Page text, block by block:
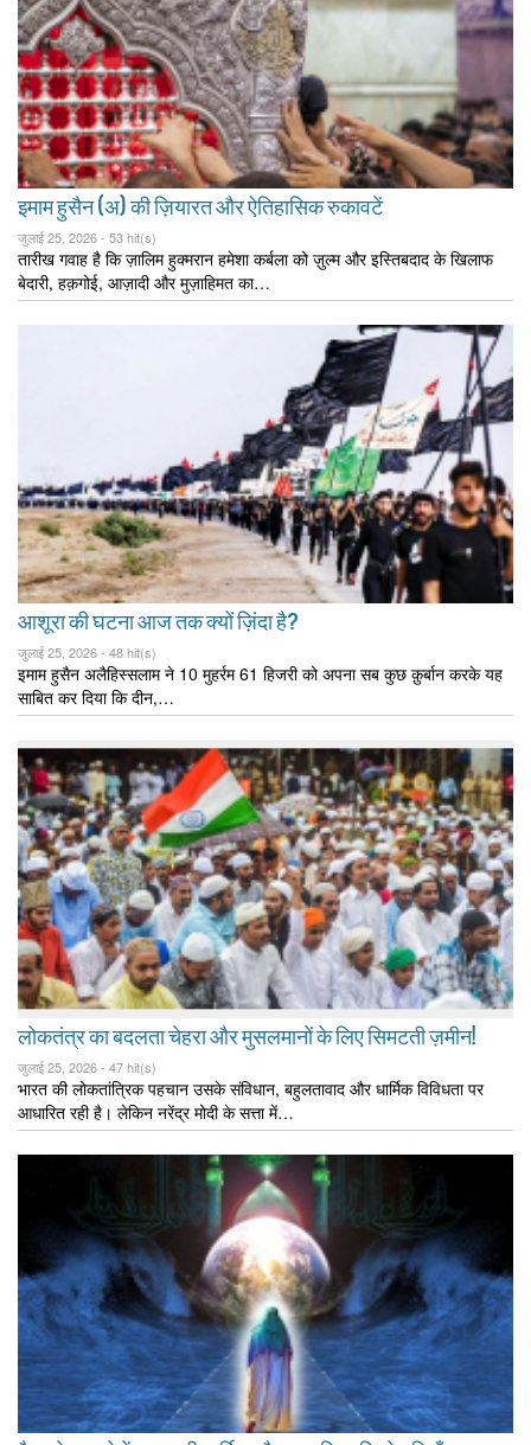
इमाम हुसैन (अ) की ज़ियारत और ऐतिहासिक रुकावटें
जुलाई 25, 2026 - 53 hit(s)
तारीख गवाह है कि ज़ालिम हुक्मरान हमेशा कर्बला को ज़ुल्म और इस्तिबदाद के खिलाफ
बेदारी, हक़गोई, आज़ादी और मुज़ाहिमत का…
आशूरा की घटना आज तक क्यों ज़िंदा है?
जुलाई 25, 2026 - 48 hit(s)
इमाम हुसैन अलैहिस्सलाम ने 10 मुहर्रम 61 हिजरी को अपना सब कुछ क़ुर्बान करके यह
साबित कर दिया कि दीन,…
लोकतंत्र का बदलता चेहरा और मुसलमानों के लिए सिमटती ज़मीन!
जुलाई 25, 2026 - 47 hit(s)
भारत की लोकतांत्रिक पहचान उसके संविधान, बहुलतावाद और धार्मिक विविधता पर
आधारित रही है। लेकिन नरेंद्र मोदी के सत्ता में…